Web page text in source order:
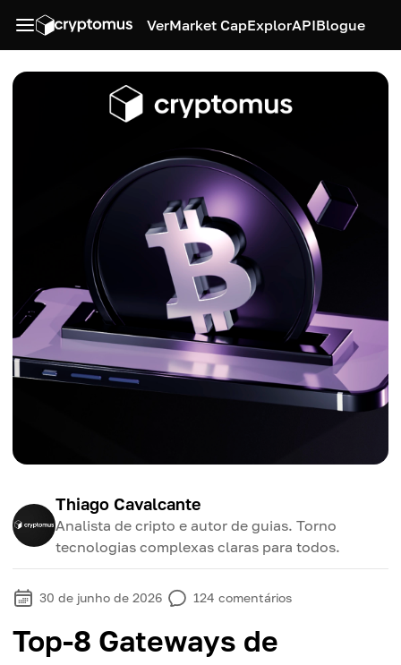
VerMarket CapExplorAPIBlogue
Thiago Cavalcante
Analista de cripto e autor de guias. Torno
tecnologias complexas claras para todos.
30 de junho de 2026 124 comentários
Top-8 Gateways de